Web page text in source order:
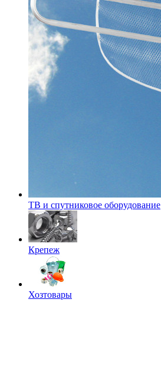
ТВ и спутниковое оборудование
Крепеж
Хозтовары